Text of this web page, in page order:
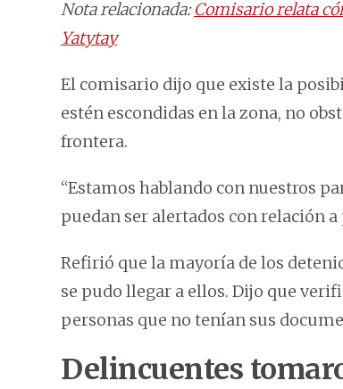
Nota relacionada:Comisario relata
Yatytay
El comisario dijo que existe la
estén escondidas en la zona, no
frontera.
“Estamos hablando con nuestros
puedan ser alertados con relación a
Refirió que la mayoría de los
se pudo llegar a ellos. Dijo que
personas que no tenían sus
Delincuentes